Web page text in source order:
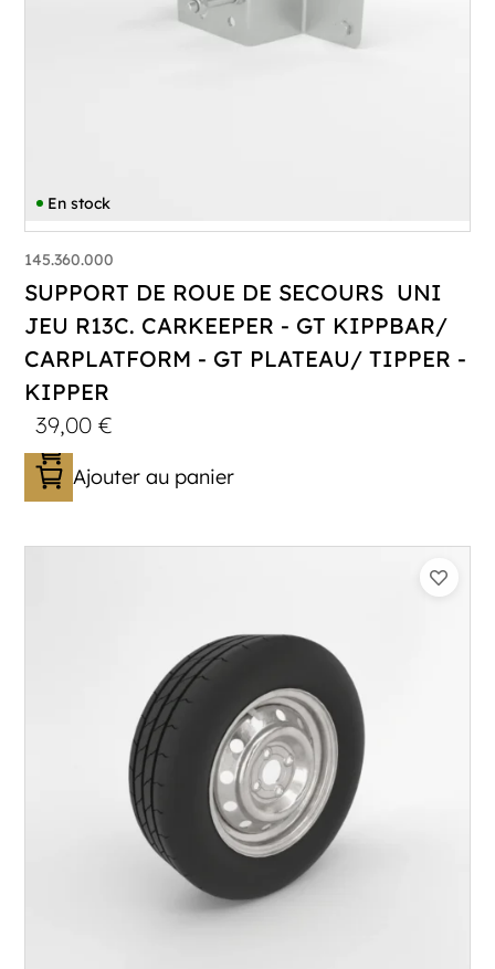
En stock
145.360.000
SUPPORT DE ROUE DE SECOURS UNI
JEU R13C. CARKEEPER - GT KIPPBAR/
CARPLATFORM - GT PLATEAU/ TIPPER -
KIPPER
39,00€
Ajouter au panier